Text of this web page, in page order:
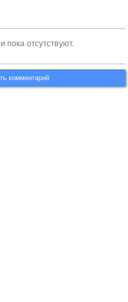
пока отсутствуют.
комментарий